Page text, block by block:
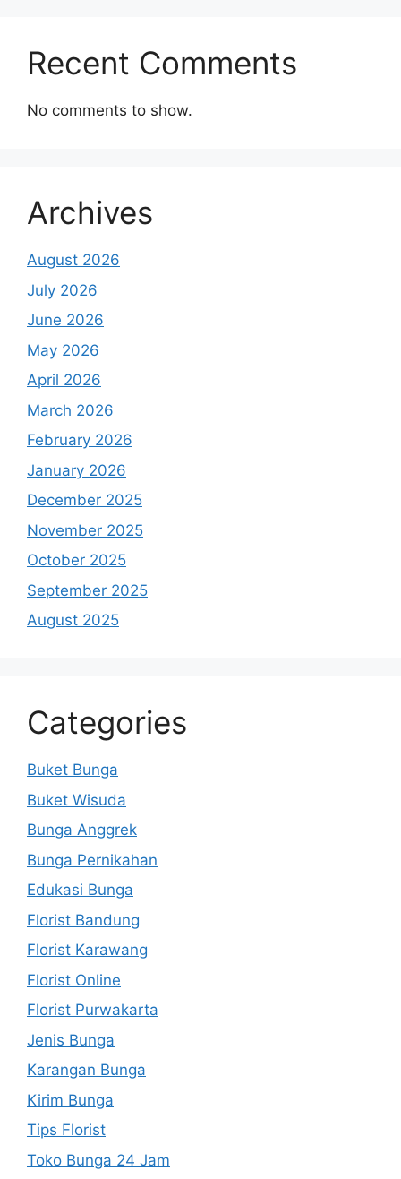
Recent Comments
No comments to show.
Archives
August 2026
July 2026
June 2026
May 2026
April 2026
March 2026
February 2026
January 2026
December 2025
November 2025
October 2025
September 2025
August 2025
Categories
Buket Bunga
Buket Wisuda
Bunga Anggrek
Bunga Pernikahan
Edukasi Bunga
Florist Bandung
Florist Karawang
Florist Online
Florist Purwakarta
Jenis Bunga
Karangan Bunga
Kirim Bunga
Tips Florist
Toko Bunga 24 Jam